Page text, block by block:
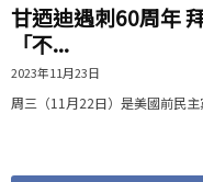
甘迺迪遇刺60周年
「不...
2023年11月23日
周三（11月22日）是美國前民主